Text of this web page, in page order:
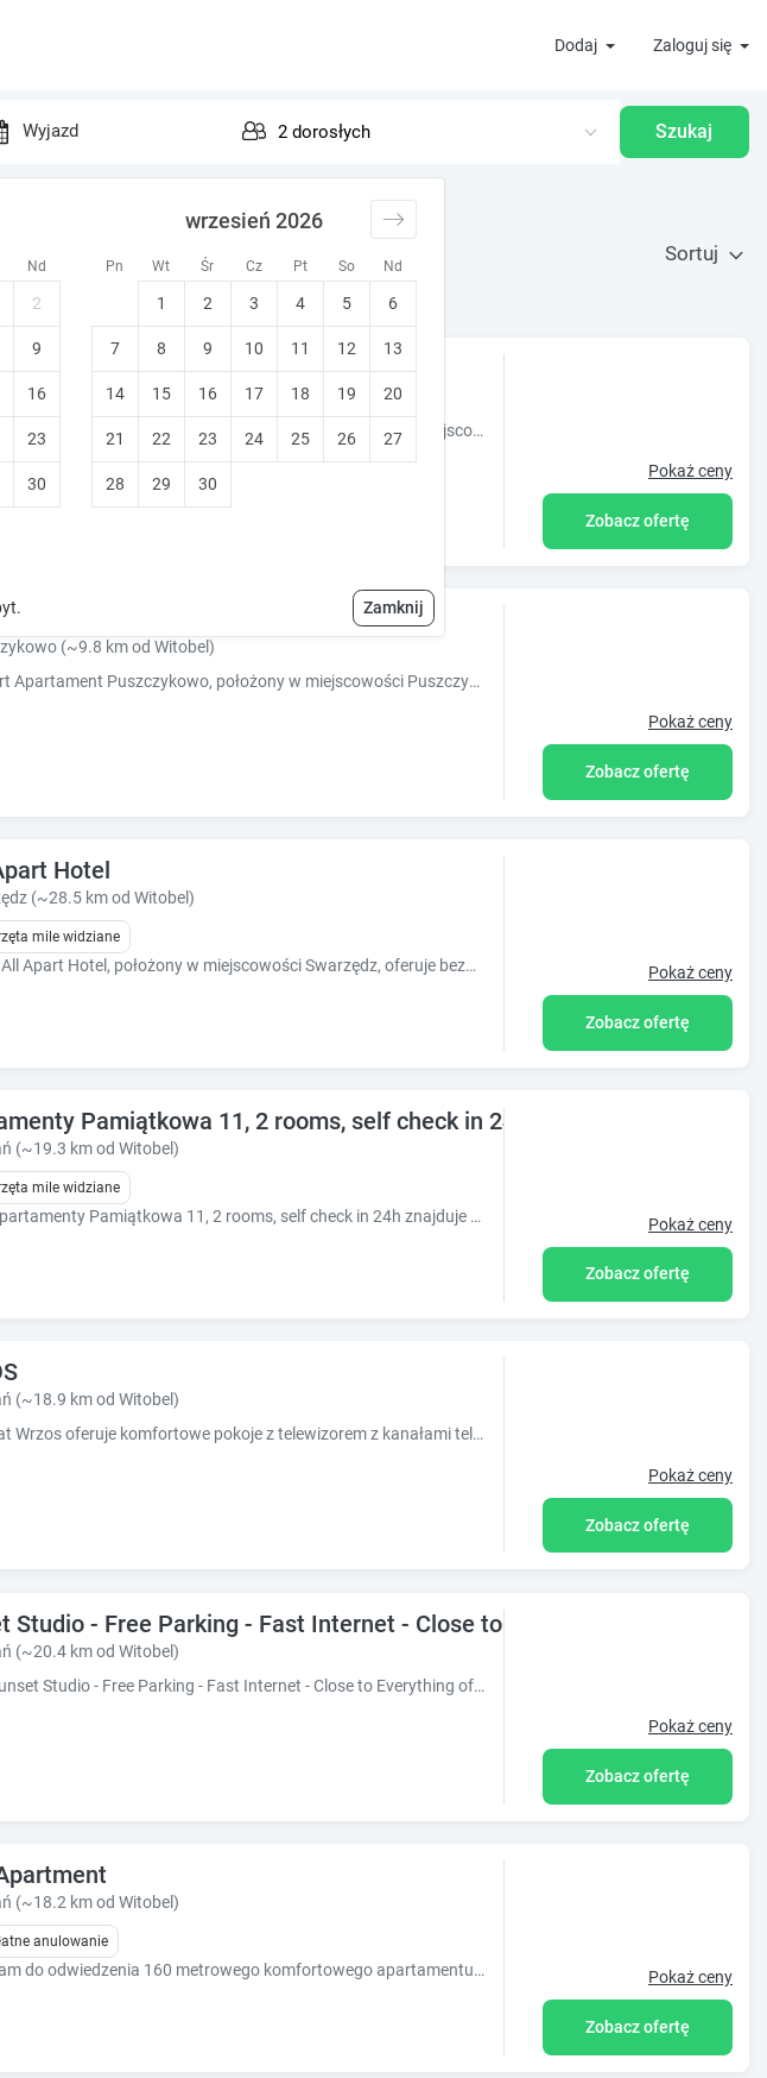
Dodaj Zaloguj się
d
w
a
e
y
o
c
t
w
i
t
a
l
e
n
d
s
e
e
e
.
r
q
u
s
t
Nd Pn Wt Śr Cz Pt So Nd
2
9
16
23
30
wrzesień 2026
1 2 3 4 5 6
7 8 9 10 11 12 13
14 15 16 17 18 19 20
21 22 23 24 25 26 27
28 29 30
Zamknij
Szukaj
Sortuj
Apartamenty Plewiska
(~12.9 km od Witobel)
Obiekt Stylowe Apartamenty Plewiska oferuje zakwaterowanie w miejscowości Plewiska. Odległość ważnych miejsc od obiektu: Stadion Miejski w Poznan
Pokaż ceny
Zobacz ofertę
Puszczykowo
(~9.8 km od Witobel)
Obiekt Art Apartament Puszczykowo, położony w miejscowości Puszczykowo, oferuje bezpłatne Wi-Fi, klimatyzację, ogród oraz taras. Odległość wa
Pokaż ceny
Zobacz ofertę
Hotel
(~28.5 km od Witobel)
mile widziane
Obiekt 4 All Apart Hotel, położony w miejscowości Swarzędz, oferuje bezpłatne Wi-Fi, klimatyzację, ogród oraz sprzęt do grillowania. Odległo? Pokaż ceny
Zobacz ofertę
Pamiątkowa 11, 2 rooms, self check in 24h
(~19.3 km od Witobel)
mile widziane
Obiekt Apartamenty Pamiątkowa 11, 2 rooms, self check in 24h znajduje się w dzielnicy Wilda w miejscowości Poznań. Odległość ważnych miejsc od Pokaż ceny
Zobacz ofertę
(~18.9 km od Witobel)
Pensjonat Wrzos oferuje komfortowe pokoje z telewizorem z kanałami telewizji satelitarnej oraz bezpłatnym bezprzewodowym dostępem do Internetu. Obi
Pokaż ceny
Zobacz ofertę
Studio - Free Parking - Fast Internet - Close to Everything
(~20.4 km od Witobel)
Obiekt Sunset Studio - Free Parking - Fast Internet - Close to Everything oferuje patio i położony jest w miejscowości Poznań. W pobliżu znajduje
Pokaż ceny
Zobacz ofertę
(~18.2 km od Witobel)
anulowanie
Zapraszam do odwiedzenia 160 metrowego komfortowego apartamentu Yose, zlokalizowanego w Poznaniu w sąsiedztwie portu lotniczego Poznań-Ławica. Pokaż ceny
Zobacz ofertę